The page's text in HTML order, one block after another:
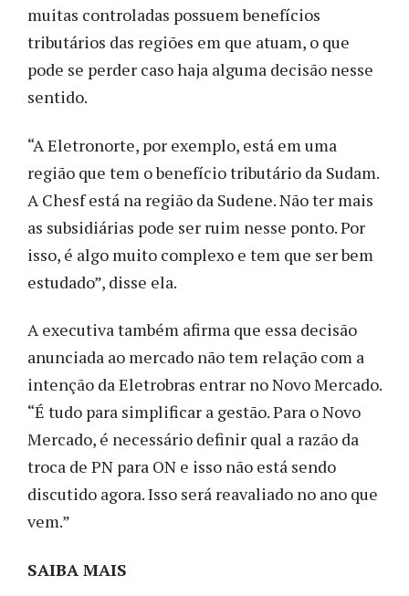
muitas controladas possuem benefícios
tributários das regiões em que atuam, o que
pode se perder caso haja alguma decisão nesse
sentido.
“A Eletronorte, por exemplo, está em uma
região que tem o benefício tributário da Sudam.
A Chesf está na região da Sudene. Não ter mais
as subsidiárias pode ser ruim nesse ponto. Por
isso, é algo muito complexo e tem que ser bem
estudado”, disse ela.
A executiva também afirma que essa decisão
anunciada ao mercado não tem relação com a
intenção da Eletrobras entrar no Novo Mercado.
“É tudo para simplificar a gestão. Para o Novo
Mercado, é necessário definir qual a razão da
troca de PN para ON e isso não está sendo
discutido agora. Isso será reavaliado no ano que
vem.”
SAIBA MAIS